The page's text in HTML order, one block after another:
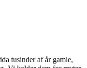
tusinder af år gamle,